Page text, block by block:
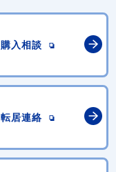
購入相談
転居連絡